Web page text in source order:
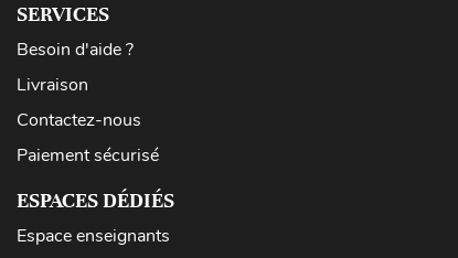
SERVICES
Besoin d'aide ?
Livraison
Contactez-nous
Paiement sécurisé
ESPACES DÉDIÉS
Espace enseignants